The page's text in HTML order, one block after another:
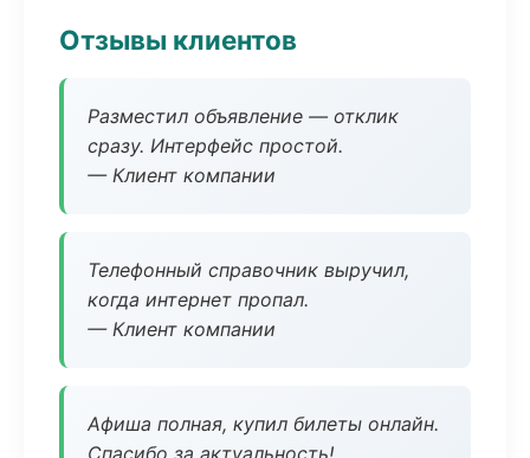
Отзывы клиентов
Разместил объявление — отклик
сразу. Интерфейс простой.
— Клиент компании
Телефонный справочник выручил,
когда интернет пропал.
— Клиент компании
Афиша полная, купил билеты онлайн.
Спасибо за актуальность!